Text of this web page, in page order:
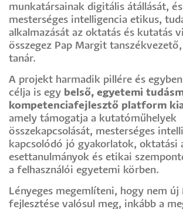
munkatársainak digitális átállását,
mesterséges intelligencia etikus,
alkalmazását az oktatás és kutatás
összegez Pap Margit
tanár.
A projekt harmadik pillére és
célja is egy belső, egyetemi
kompetenciafejlesztő platform
amely támogatja a kutatóműhelyek
összekapcsolását, mesterséges
kapcsolódó jó gyakorlatok, oktatási
esettanulmányok és etikai
a felhasználói egyetemi körben.
Lényeges megemlíteni, hogy nem
fejlesztése valósul meg, inkább a